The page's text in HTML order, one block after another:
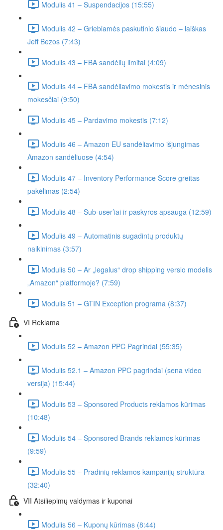
Modulis 41 – Suspendacijos (15:55)
Modulis 42 – Griebiamės paskutinio šiaudo – laiškas
Jeff Bezos (7:43)
Modulis 43 – FBA sandėlių limitai (4:09)
Modulis 44 – FBA sandėliavimo mokestis ir mėnesinis
mokesčiai (9:50)
Modulis 45 – Pardavimo mokestis (7:12)
Modulis 46 – Amazon EU sandėliavimo išjungimas
Amazon sandėliuose (4:54)
Modulis 47 – Inventory Performance Score greitas
pakėlimas (2:54)
Modulis 48 – Sub-user’iai ir paskyros apsauga (12:59)
Modulis 49 – Automatinis sugadintų produktų
naikinimas (3:57)
Modulis 50 – Ar „legalus“ drop shipping verslo modelis
„Amazon“ platformoje? (7:59)
Modulis 51 – GTIN Exception programa (8:37)
VI Reklama
Modulis 52 – Amazon PPC Pagrindai (55:35)
Modulis 52.1 – Amazon PPC pagrindai (sena video
versija) (15:44)
Modulis 53 – Sponsored Products reklamos kūrimas
(10:48)
Modulis 54 – Sponsored Brands reklamos kūrimas
(9:59)
Modulis 55 – Pradinių reklamos kampanijų struktūra
(32:40)
VII Atsiliepimų valdymas ir kuponai
Modulis 56 – Kuponų kūrimas (8:44)